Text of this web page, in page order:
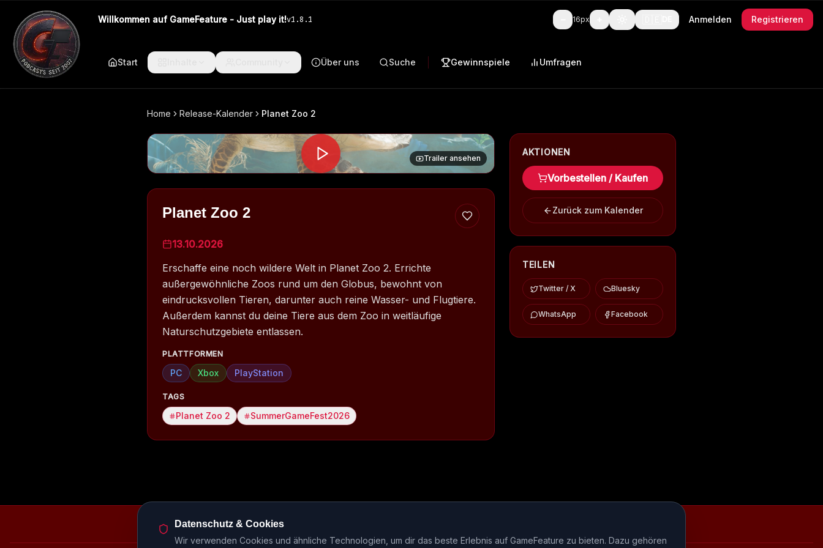
Willkommen auf GameFeature - Just play it!v1.8.1 16px Anmelden Registrieren
Start Über uns Suche Gewinnspiele Umfragen
Home Release-Kalender Planet Zoo 2
Trailer ansehen
Planet Zoo 2
13.10.2026
Erschaffe eine noch wildere Welt in Planet Zoo 2. Errichte
außergewöhnliche Zoos rund um den Globus, bewohnt von
eindrucksvollen Tieren, darunter auch reine Wasser- und Flugtiere.
Außerdem kannst du deine Tiere aus dem Zoo in weitläufige
Naturschutzgebiete entlassen.
PLATTFORMEN
PC Xbox PlayStation
TAGS
Planet Zoo 2 SummerGameFest2026
AKTIONEN
Vorbestellen / Kaufen
Zurück zum Kalender
TEILEN
Twitter / X Bluesky
WhatsApp Facebook
Episodenbibliothek Release-Kalender
Datenschutz & Cookies
Wir verwenden Cookies und ähnliche Technologien, um dir das beste Erlebnis auf GameFeature zu bieten. Dazu gehören